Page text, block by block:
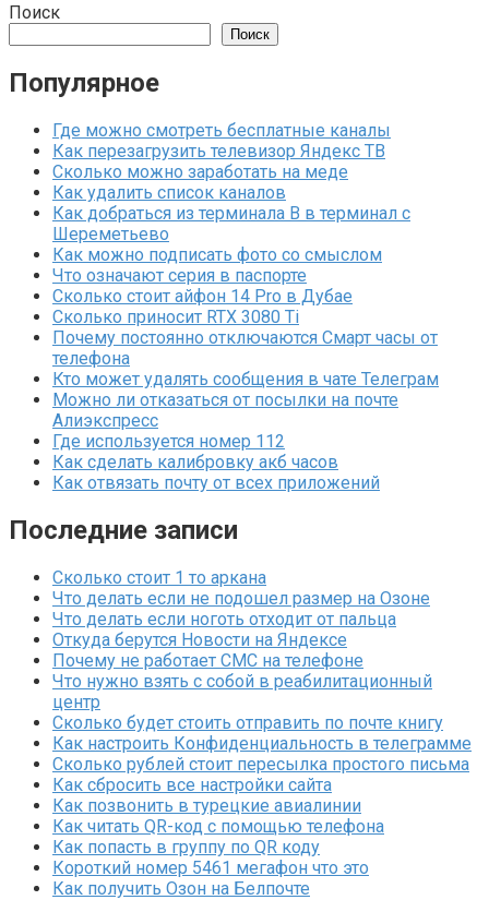
Поиск
Поиск
Популярное
Где можно смотреть бесплатные каналы
Как перезагрузить телевизор Яндекс ТВ
Сколько можно заработать на меде
Как удалить список каналов
Как добраться из терминала В в терминал с
Шереметьево
Как можно подписать фото со смыслом
Что означают серия в паспорте
Сколько стоит айфон 14 Pro в Дубае
Сколько приносит RTX 3080 Ti
Почему постоянно отключаются Смарт часы от
телефона
Кто может удалять сообщения в чате Телеграм
Можно ли отказаться от посылки на почте
Алиэкспресс
Где используется номер 112
Как сделать калибровку акб часов
Как отвязать почту от всех приложений
Последние записи
Сколько стоит 1 то аркана
Что делать если не подошел размер на Озоне
Что делать если ноготь отходит от пальца
Откуда берутся Новости на Яндексе
Почему не работает СМС на телефоне
Что нужно взять с собой в реабилитационный
центр
Сколько будет стоить отправить по почте книгу
Как настроить Конфиденциальность в телеграмме
Сколько рублей стоит пересылка простого письма
Как сбросить все настройки сайта
Как позвонить в турецкие авиалинии
Как читать QR-код с помощью телефона
Как попасть в группу по QR коду
Короткий номер 5461 мегафон что это
Как получить Озон на Белпочте